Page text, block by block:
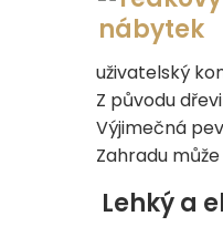
uživatelský
Z původu
Výjimečná
Zahradu
Lehký a